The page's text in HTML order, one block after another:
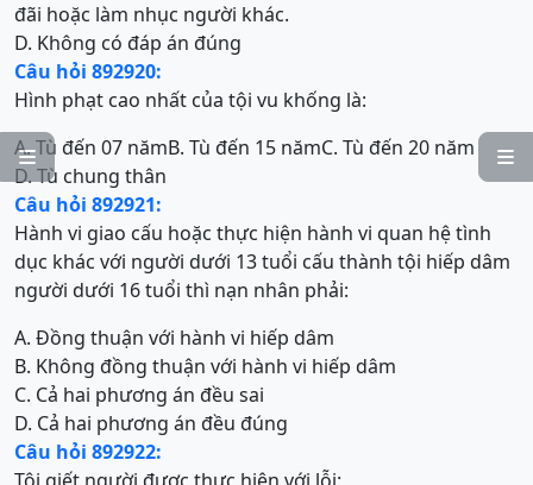


đãi hoặc làm nhục người khác.
D. Không có đáp án đúng
Câu hỏi 892920:
Hình phạt cao nhất của tội vu khống là:
A. Tù đến 07 nămB. Tù đến 15 nămC. Tù đến 20 năm
D. Tù chung thân
Câu hỏi 892921:
Hành vi giao cấu hoặc thực hiện hành vi quan hệ tình
dục khác với người dưới 13 tuổi cấu thành tội hiếp dâm
người dưới 16 tuổi thì nạn nhân phải:
A. Đồng thuận với hành vi hiếp dâm
B. Không đồng thuận với hành vi hiếp dâm
C. Cả hai phương án đều sai
D. Cả hai phương án đều đúng
Câu hỏi 892922: